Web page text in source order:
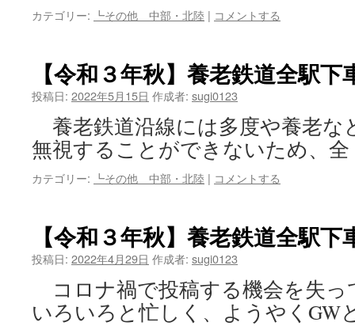
カテゴリー: ┗その他 中部・北陸 | コメントする
【令和３年秋】養老鉄道全駅
投稿日: 2022年5月15日 作成者: sugi0123
養老鉄道沿線には多度や養老な
無視することができないため、
カテゴリー: ┗その他 中部・北陸 | コメントする
【令和３年秋】養老鉄道全駅
投稿日: 2022年4月29日 作成者: sugi0123
コロナ禍で投稿する機会を失っ
いろいろと忙しく、ようやく